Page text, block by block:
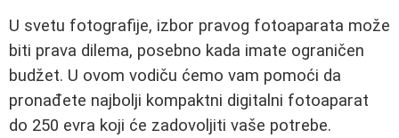
U svetu fotografije, izbor pravog fotoaparata može
biti prava dilema, posebno kada imate ograničen
budžet. U ovom vodiču ćemo vam pomoći da
pronađete najbolji kompaktni digitalni fotoaparat
do 250 evra koji će zadovoljiti vaše potrebe.